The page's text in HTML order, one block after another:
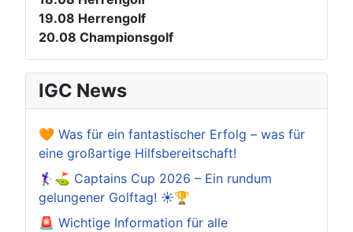
19.08 Herrengolf
20.08 Championsgolf
IGC News
🧡 Was für ein fantastischer Erfolg – was für
eine großartige Hilfsbereitschaft!
🏌️‍♀️⛳ Captains Cup 2026 – Ein rundum
gelungener Golftag! ☀️🏆
🚨 Wichtige Information für alle